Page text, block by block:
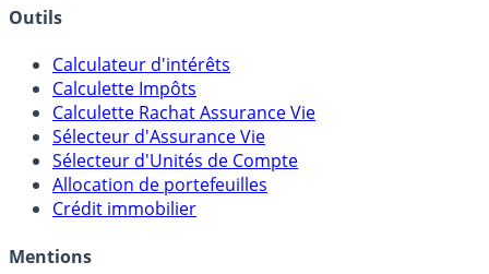
Banques & Comptes rémunérés
Outils
Calculateur d'intérêts
Calculette Impôts
Calculette Rachat Assurance Vie
Sélecteur d'Assurance Vie
Sélecteur d'Unités de Compte
Crédit immobilier